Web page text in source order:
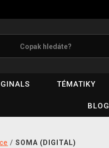
TÉMATIKY
BLOG
/ SOMA (DIGITAL)